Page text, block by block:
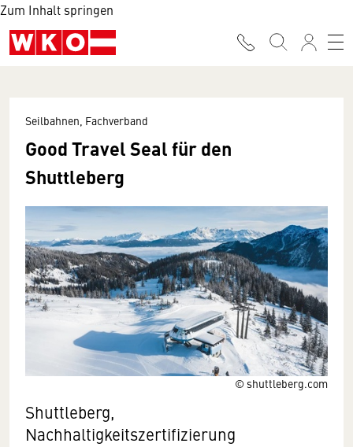
Zum Inhalt springen
© shuttleberg.com
Seilbahnen, Fachverband
Good Travel Seal für den
Shuttleberg
Shuttleberg,
Nachhaltigkeitszertifizierung